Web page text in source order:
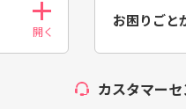
お困りごと
カスタマー